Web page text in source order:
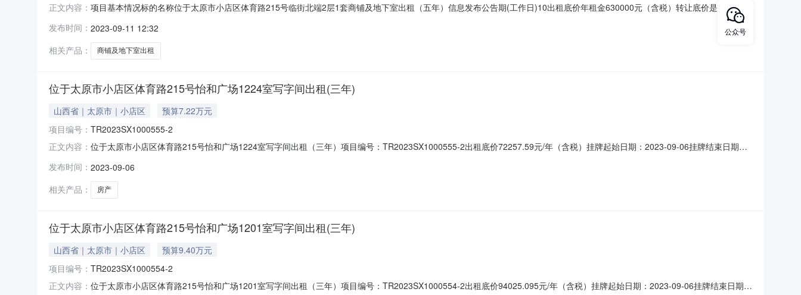
正文内容： 项目基本情况标的名称位于太原市小店区体育路215号临街北端2层1套商铺及地下室出租（五年）信息发布公告期(工作日)10出租底价年租金630000元（含税）转让底价是否含税含
税信息发布期满后，如未征集到意向受让方延长信息披露：不变更信息披露内容，按照5个工作日为一个周期延长，最多延长48个周期。标的信息基本情况标的基本情况出租标的坐
落位置:出租标的土地证号:出租房屋使用现状:出租标的建筑面积:出租标的目前用途:出租标的装修水平及附属设施:拟征集承租方个数:拟出租面积:租赁期:起租日:租金支付要求:租金调
整方式:押金支
发布时间： 2023-09-11 12:32
相关产品：
商铺及地下室出租
位于太原市小店区体育路215号怡和广场1224室写字间出租(三年)
山西省｜太原市｜小店区
预算7.22万元
项目编号： TR2023SX1000555-2
正文内容： 位于太原市小店区体育路215号怡和广场1224室写字间出租（三年）项目编号：TR2023SX1000555-2出租底价72257.59元/年（含税）挂牌起始日期：2023-09-06挂牌结束日期：
人：郭志龙联系电话：18234113558项目基本情况标的名称位于太原市小店区体育路215号怡和广场1224室写字间出租（三年）信息发布公告
发布时间： 2023-09-06
相关产品：
房产
位于太原市小店区体育路215号怡和广场1201室写字间出租(三年)
山西省｜太原市｜小店区
预算9.40万元
项目编号： TR2023SX1000554-2
正文内容： 位于太原市小店区体育路215号怡和广场1201室写字间出租（三年）项目编号：TR2023SX1000554-2出租底价94025.095元/年（含税）挂牌起始日期：2023-09-06挂牌结束日期：
公众号